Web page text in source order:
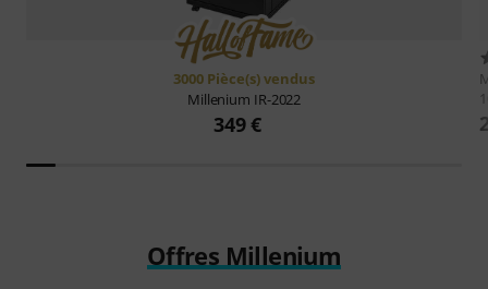
3000 Pièce(s) vendus
Millenium IR-2022
349 €
Offres Millenium